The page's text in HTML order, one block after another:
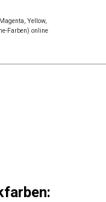
Yellow,
Farben) online